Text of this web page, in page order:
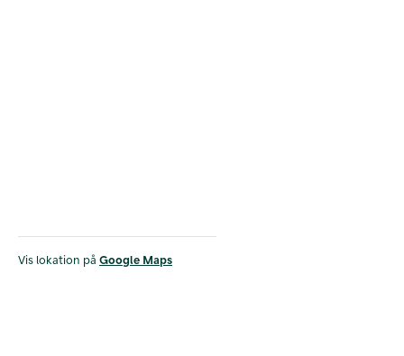
Vis lokation på Google Maps